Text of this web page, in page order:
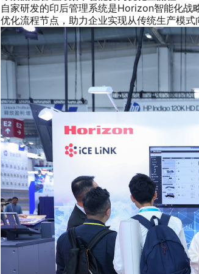
自家研发的印后管理系统是Horizon智能化战
优化流程节点，助力企业实现从传统生产模